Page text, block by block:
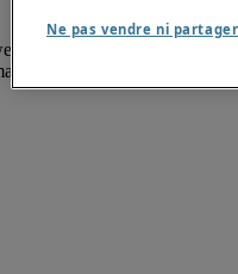
et cookies
Ne pas vendre ni